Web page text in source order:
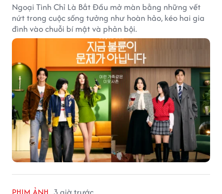
Ngoại Tình Chỉ Là Bắt Đầu mở màn bằng những vết
nứt trong cuộc sống tưởng như hoàn hảo, kéo hai gia
đình vào chuỗi bí mật và phản bội.